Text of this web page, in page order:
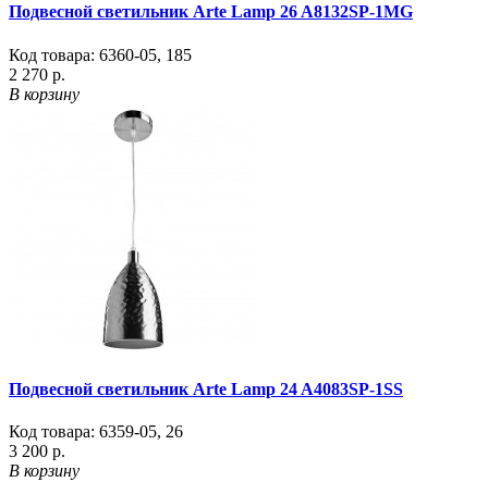
Подвесной светильник Arte Lamp 26 A8132SP-1MG
Код товара: 6360-05, 185
2 270 р.
В корзину
Подвесной светильник Arte Lamp 24 A4083SP-1SS
Код товара: 6359-05, 26
3 200 р.
В корзину